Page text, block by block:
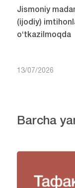
Jismoniy
(ijodiy)
o‘tkazilmoqda
13/07/2026
Barcha